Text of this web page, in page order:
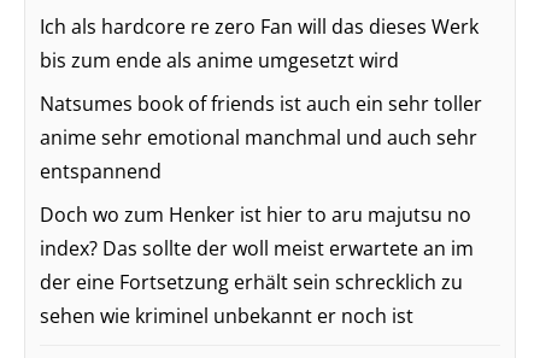
Ich als hardcore re zero Fan will das dieses Werk
bis zum ende als anime umgesetzt wird
Natsumes book of friends ist auch ein sehr toller
anime sehr emotional manchmal und auch sehr
entspannend
Doch wo zum Henker ist hier to aru majutsu no
index? Das sollte der woll meist erwartete an im
der eine Fortsetzung erhält sein schrecklich zu
sehen wie kriminel unbekannt er noch ist